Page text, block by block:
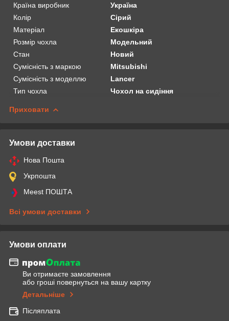
Країна виробник
Україна
Колір
Сірий
Матеріал
Екошкіра
Розмір чохла
Модельний
Стан
Новий
Сумісність з маркою
Mitsubishi
Сумісність з моделлю
Lancer
Тип чохла
Чохол на сидіння
Приховати
Умови доставки
Нова Пошта
Укрпошта
Meest ПОШТА
Всі умови доставки
Умови оплати
Ви отримаєте замовлення
або гроші повернуться на вашу картку
Детальніше
Післяплата